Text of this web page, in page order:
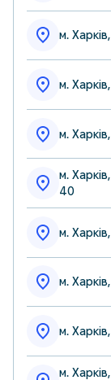
м.
м.
м.
м.
40
м.
м.
м.
м.